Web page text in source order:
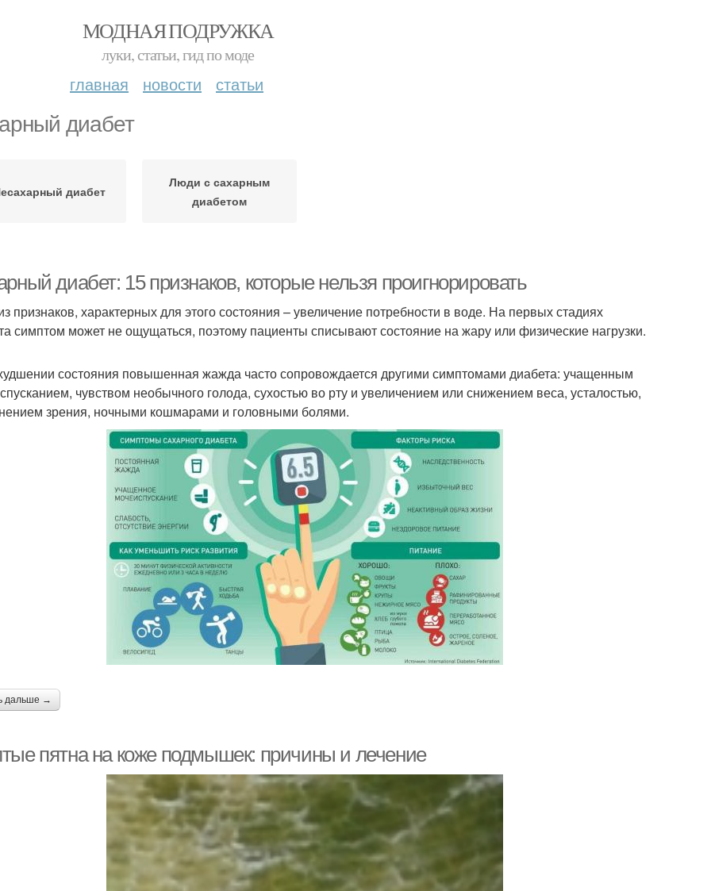
МОДНАЯ ПОДРУЖКА
луки, статьи, гид по моде
главная новости статьи
диабет
диабет
Люди с сахарным
диабетом
диабет: 15 признаков, которые нельзя проигнорировать
признаков, характерных для этого состояния – увеличение потребности в воде. На первых стадиях
симптом может не ощущаться, поэтому пациенты списывают состояние на жару или физические нагрузки.
состояния повышенная жажда часто сопровождается другими симптомами диабета: учащенным
чувством необычного голода, сухостью во рту и увеличением или снижением веса, усталостью,
зрения, ночными кошмарами и головными болями.
дальше →
пятна на коже подмышек: причины и лечение